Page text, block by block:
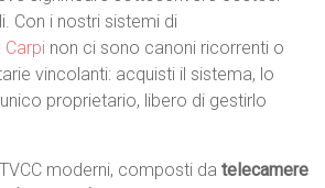
Con i nostri sistemi di
non ci sono canoni ricorrenti o
vincolanti: acquisti il sistema, lo
proprietario, libero di gestirlo
moderni, composti datelecamere